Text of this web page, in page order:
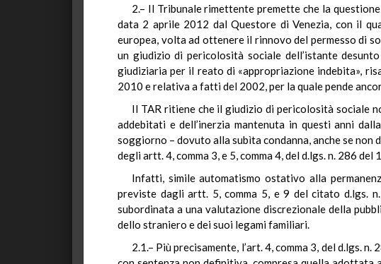
2.– Il Tribunale rimettente premette che la
data 2 aprile 2012 dal Questore di Venezia, con il
europea, volta ad ottenere il rinnovo del permesso di
un giudizio di pericolosità sociale dell’istante
giudiziaria per il reato di «appropriazione indebita»,
2010 e relativa a fatti del 2002, per la quale pende
Il TAR ritiene che il giudizio di pericolosità sociale
addebitati e dell’inerzia mantenuta in questi anni
soggiorno – dovuto alla subìta condanna, anche se
degli artt. 4, comma 3, e 5, comma 4, del d.lgs. n. 286
Infatti, simile automatismo ostativo alla
previste dagli artt. 5, comma 5, e 9 del citato d.lgs.
subordinata a una valutazione discrezionale della
dello straniero e dei suoi legami familiari.
2.1.– Più precisamente, l’art. 4, comma 3, del d.lgs.